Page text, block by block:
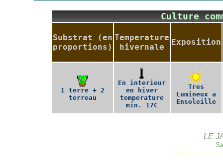
Culture
Substrat (en
proportions)
Temperature
hivernale
Exposition
1 terre + 2
terreau
En interieur
en hiver
temperature
min. 17C
Tres
Lumineux a
Ensoleille
LE
Copyright